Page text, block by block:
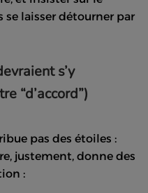
se laisser détourner par
s’y
“d’accord”)
pas des étoiles :
justement, donne des
: